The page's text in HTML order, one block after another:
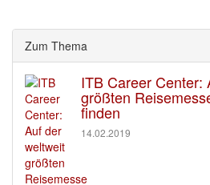
Zum Thema
ITB Career Center:
größten
finden
14.02.2019